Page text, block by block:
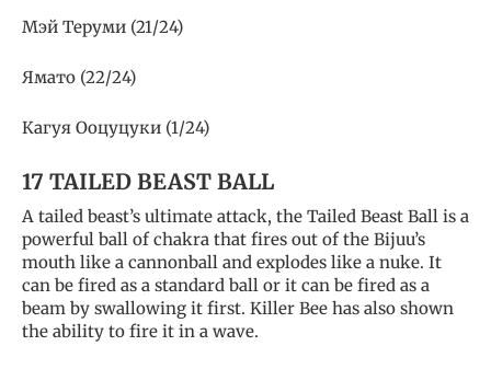
Мэй Теруми (21/24)
Ямато (22/24)
Кагуя Ооцуцуки (1/24)
17 TAILED BEAST BALL
A tailed beast’s ultimate attack, the Tailed Beast Ball is a
powerful ball of chakra that fires out of the Bijuu’s
mouth like a cannonball and explodes like a nuke. It
can be fired as a standard ball or it can be fired as a
beam by swallowing it first. Killer Bee has also shown
the ability to fire it in a wave.